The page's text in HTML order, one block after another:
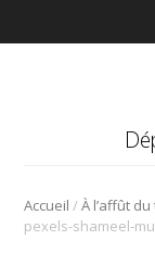
Accueil /